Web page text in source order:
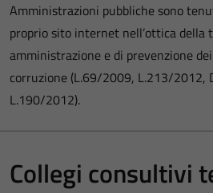
Amministrazioni pubbliche sono
proprio sito internet nell’ottica della
amministrazione e di prevenzione
corruzione (L.69/2009, L.213/2012,
L.190/2012).
Collegi consultivi